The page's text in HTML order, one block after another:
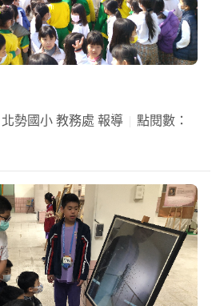
勢國小 教務處 報導
點閱數：